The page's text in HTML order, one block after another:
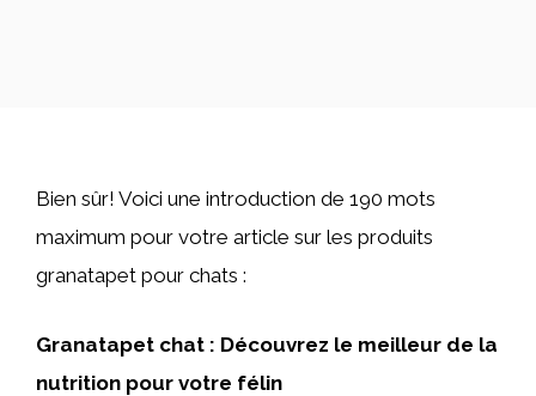
Bien sûr! Voici une introduction de 190 mots
maximum pour votre article sur les produits
granatapet pour chats :
Granatapet chat : Découvrez le meilleur de la
nutrition pour votre félin